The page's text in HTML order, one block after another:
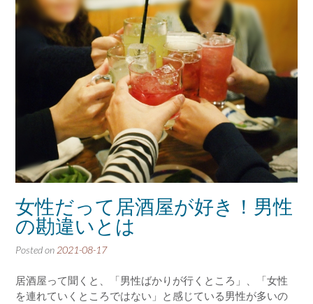
女性だって居酒屋が好き！男性
の勘違いとは
Posted on 2021-08-17
居酒屋って聞くと、「男性ばかりが行くところ」、「女性
を連れていくところではない」と感じている男性が多いの